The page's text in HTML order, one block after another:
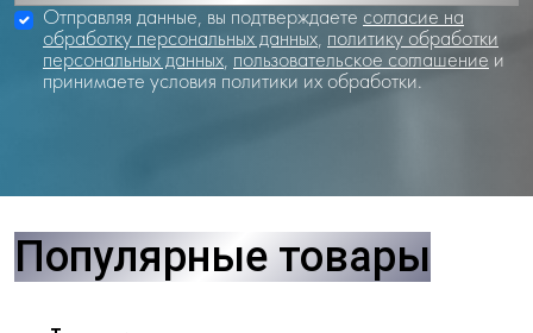
Отправляя данные, вы подтверждаете согласие на
обработку персональных данных, политику обработки
персональных данных, пользовательское соглашение и
принимаете условия политики их обработки.
Популярные товары